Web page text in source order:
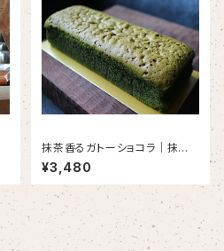
抹茶香るガトーショコラ｜抹茶×
グリーンレモン （1本入り）＜初
夏限定＞＜２０本限定＞＜６月
３日以降発送＞
¥3,480